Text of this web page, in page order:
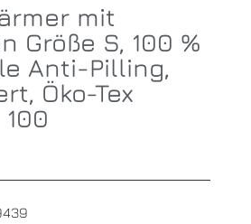
mit
Größe S, 100 %
Anti-Pilling,
Öko-Tex